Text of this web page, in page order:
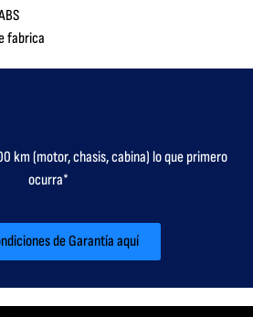
fabrica
km (motor, chasis, cabina) lo que primero
ocurra*
de Garantía aquí